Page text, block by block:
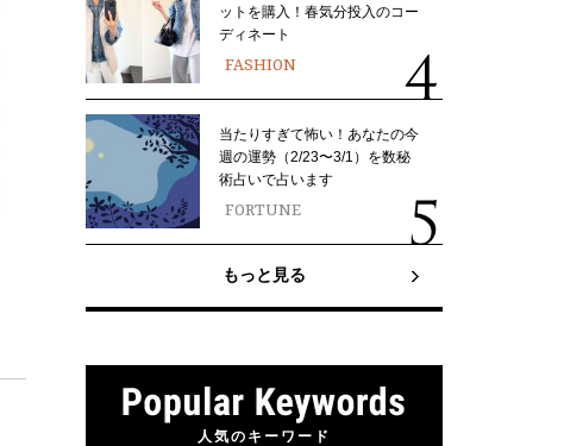
ットを購入！春気分投入のコー
ディネート
FASHION
当たりすぎて怖い！あなたの今
週の運勢（2/23〜3/1）を数秘
術占いで占います
FORTUNE
もっと見る
人気のキーワード